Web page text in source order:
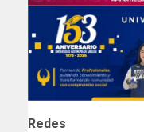
Redes